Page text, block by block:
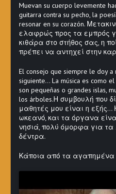
Muevan su cuerpo levemente
guitarra contra su pecho, la
resonar en su corazón.
ελαφρώς προς τα εμπρός
κιθάρα στο στήθος σας, η
πρέπει να αντηχεί στην
El consejo que siempre le doy a
siguiente… La música es como
son pequeñas o grandes islas,
los árboles.Η συμβουλή που
μαθητές μου είναι η εξής…
ωκεανό, και τα όργανα
νησιά, πολύ όμορφα για τα
δέντρα.
Κάποια από τα αγαπημένα